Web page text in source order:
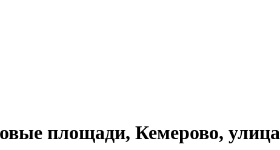
площади, Кемерово,